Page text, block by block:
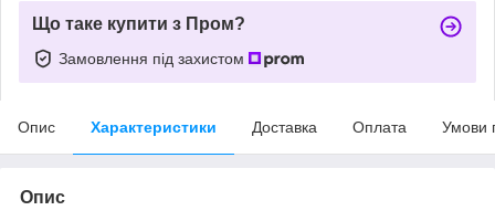
Що таке купити з Пром?
Замовлення під захистом
Опис Характеристики Доставка Оплата Умови
Опис